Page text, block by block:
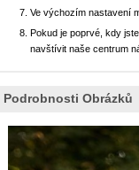
Ve výchozím nastavení
Pokud je poprvé, kdy
navštívit naše centrum
Podrobnosti Obrázků